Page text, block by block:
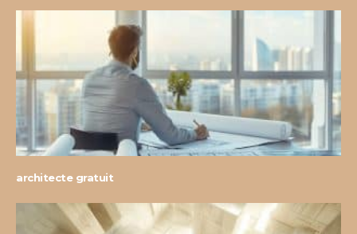
architecte gratuit